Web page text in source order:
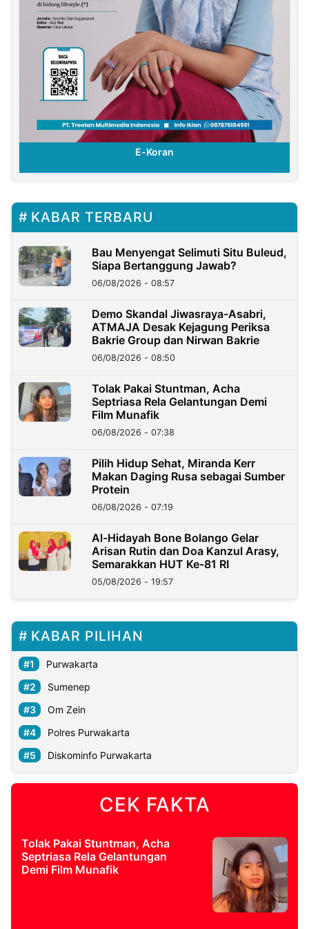
E-Koran
KABAR TERBARU
Bau Menyengat Selimuti Situ Buleud,
Siapa Bertanggung Jawab?
06/08/2026 - 08:57
Demo Skandal Jiwasraya-Asabri,
ATMAJA Desak Kejagung Periksa
Bakrie Group dan Nirwan Bakrie
06/08/2026 - 08:50
Tolak Pakai Stuntman, Acha
Septriasa Rela Gelantungan Demi
Film Munafik
06/08/2026 - 07:38
Pilih Hidup Sehat, Miranda Kerr
Makan Daging Rusa sebagai Sumber
Protein
06/08/2026 - 07:19
Al-Hidayah Bone Bolango Gelar
Arisan Rutin dan Doa Kanzul Arasy,
Semarakkan HUT Ke-81 RI
05/08/2026 - 19:57
KABAR PILIHAN
Purwakarta
Sumenep
Om Zein
Polres Purwakarta
Diskominfo Purwakarta
CEK FAKTA
Tolak Pakai Stuntman, Acha
Septriasa Rela Gelantungan
Demi Film Munafik